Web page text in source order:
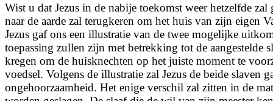
Wist u dat Jezus in de nabije toekomst weer hetzelfde zal
naar de aarde zal terugkeren om het huis van zijn eigen
Jezus gaf ons een illustratie van de twee mogelijke
toepassing zullen zijn met betrekking tot de aangestelde
kregen om de huisknechten op het juiste moment te
voedsel. Volgens de illustratie zal Jezus de beide slaven
ongehoorzaamheid. Het enige verschil zal zitten in de